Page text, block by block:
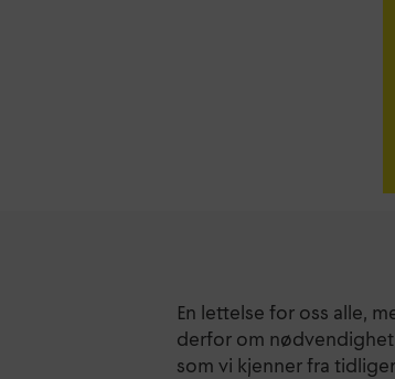
En lettelse for oss alle,
derfor om
som vi kjenner fra